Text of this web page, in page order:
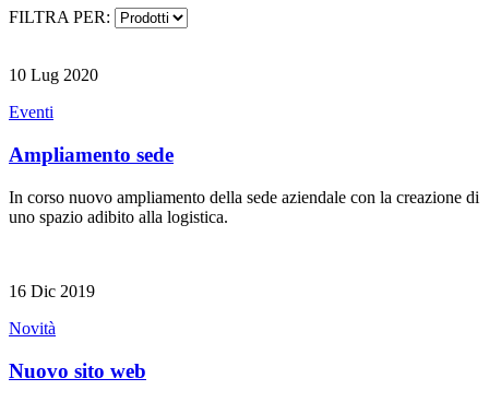
FILTRA PER:
10 Lug 2020
Eventi
Ampliamento sede
In corso nuovo ampliamento della sede aziendale con la creazione di
uno spazio adibito alla logistica.
16 Dic 2019
Novità
Nuovo sito web